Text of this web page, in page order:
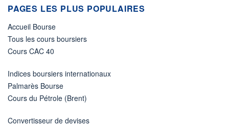
PAGES LES PLUS POPULAIRES
Accueil Bourse
Tous les cours boursiers
Cours CAC 40
Indices boursiers internationaux
Palmarès Bourse
Cours du Pétrole (Brent)
Convertisseur de devises